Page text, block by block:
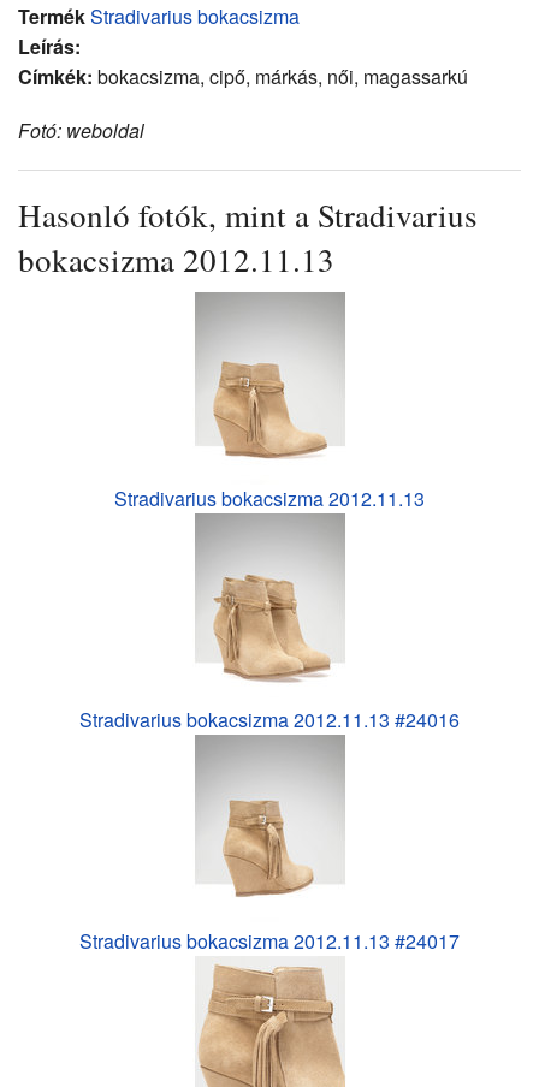
TermékStradivarius bokacsizma
Leírás:
Címkék: bokacsizma, cipő, márkás, női, magassarkú
Fotó: weboldal
Hasonló fotók, mint a Stradivarius
bokacsizma 2012.11.13
Stradivarius bokacsizma 2012.11.13
Stradivarius bokacsizma 2012.11.13 #24016
Stradivarius bokacsizma 2012.11.13 #24017